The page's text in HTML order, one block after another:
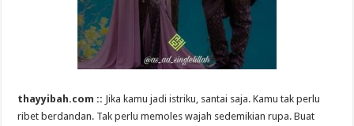
thayyibah.com :: Jika kamu jadi istriku, santai saja. Kamu tak perlu
ribet berdandan. Tak perlu memoles wajah sedemikian rupa. Buat